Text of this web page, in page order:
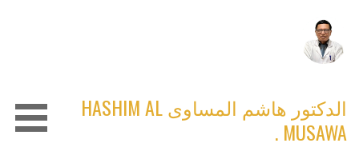
content
الدكتور هاشم المساوى HASHIM AL
MUSAWA .